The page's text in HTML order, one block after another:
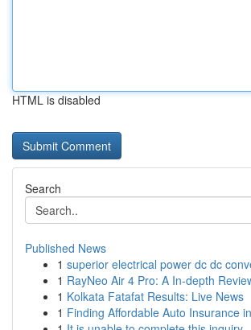
HTML is disabled
Search
Published News
1 superior electrical power dc dc
1 RayNeo Air 4 Pro: A In-depth
1 Kolkata Fatafat Results: Live News
1 Finding Affordable Auto Insurance